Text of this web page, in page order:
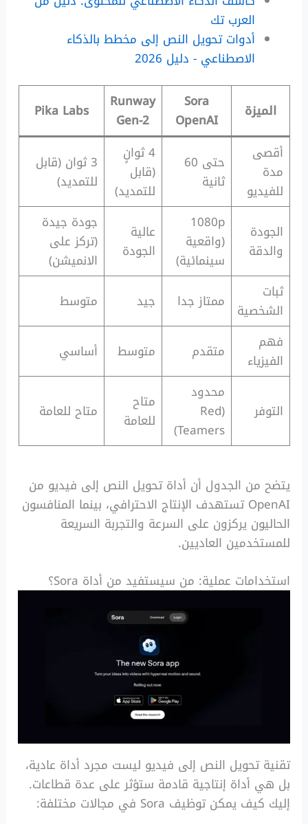
العرب تك
أدوات تحويل النص إلى مخطط بالذكاء
الاصطناعي - دليل 2026
الميزة
Sora
OpenAI
Runway
Gen-2
Pika Labs
أقصى
مدة
للفيديو
حتى 60
ثانية
4 ثوانٍ
(قابل
للتمديد)
3 ثوان (قابل
للتمديد)
الجودة
والدقة
1080p
(واقعية
سينمائية)
عالية
الجودة
جودة جيدة
(تركز على
الانميشن)
ثبات
الشخصية
ممتاز جدا جيد
متوسط
فهم
الفيزياء
متقدم متوسط أساسي
التوفر
محدود
(Red
Teamers)
متاح
للعامة
متاح للعامة
يتضح من الجدول أن أداة تحويل النص إلى فيديو من
OpenAI تستهدف الإنتاج الاحترافي، بينما المنافسون
الحاليون يركزون على السرعة والتجربة السريعة
للمستخدمين العاديين.
استخدامات عملية: من سيستفيد من أداة Sora؟
تقنية تحويل النص إلى فيديو ليست مجرد أداة عادية،
بل هي أداة إنتاجية قادمة ستؤثر على عدة قطاعات.
إليك كيف يمكن توظيف Sora في مجالات مختلفة: